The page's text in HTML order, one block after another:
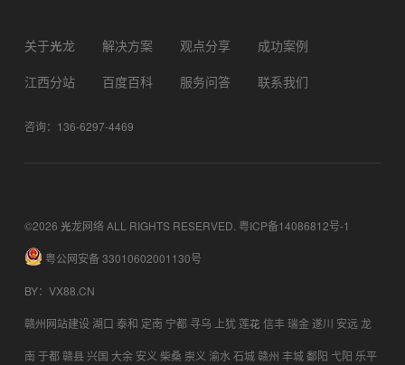
关于光龙 解决方案 观点分享
成功案例
江西分站
百度百科 服务问答 联系我们
咨询：136-6297-4469
©2026 光龙网络 ALL RIGHTS RESERVED. 粤ICP备14086812号-1
粤公网安备 33010602001130号
BY： VX88.CN
赣州网站建设 湖口 泰和 定南 宁都 寻乌 上犹莲花 信丰瑞金遂川 安远 龙
南 于都赣县 兴国 大余 安义 柴桑 崇义 渝水石城赣州 丰城鄱阳 弋阳 乐平